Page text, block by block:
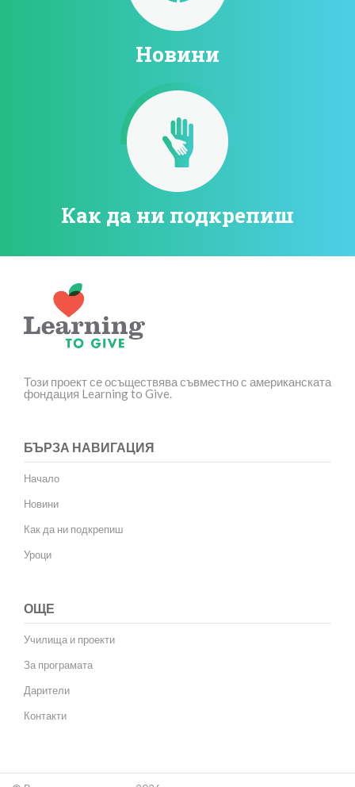
Новини
Как да ни подкрепиш
Този проект се осъществява съвместно с американската
фондация Learning to Give.
БЪРЗА НАВИГАЦИЯ
Начало
Новини
Как да ни подкрепиш
Уроци
ОЩЕ
Училища и проекти
За програмата
Дарители
Контакти